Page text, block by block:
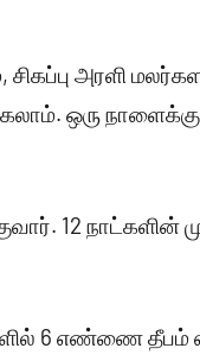
சிகப்பு அரளி
ஒரு நாளைக்கு
நாட்களின்
6 எண்ணை தீபம்